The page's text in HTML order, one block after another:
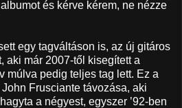
és kérve kérem, ne nézze
egy tagváltáson is, az új gitáros
aki már 2007-től kisegített a
múlva pedig teljes tag lett. Ez a
Frusciante távozása, aki
a négyest, egyszer ’92-ben